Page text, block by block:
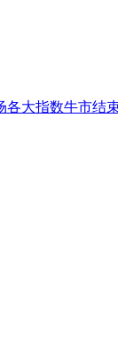
各大指数牛市结